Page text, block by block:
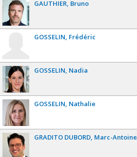
GAUTHIER Bruno
GOSSELIN Frédéric
GOSSELIN Nadia
GOSSELIN Nathalie
GRADITO DUBORD Marc-Antoine